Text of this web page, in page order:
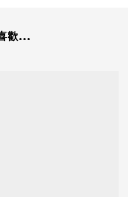
歡...